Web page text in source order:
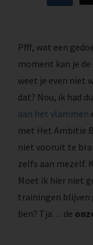
Pfff, wat een
moment kan je
weet je even niet
dat? Nou, ik had
aan het vlammen
met Het Ambitie
niet vooruit te
zelfs aan mezelf.
Moet ik hier niet
trainingen blijven
ben? Tja… de